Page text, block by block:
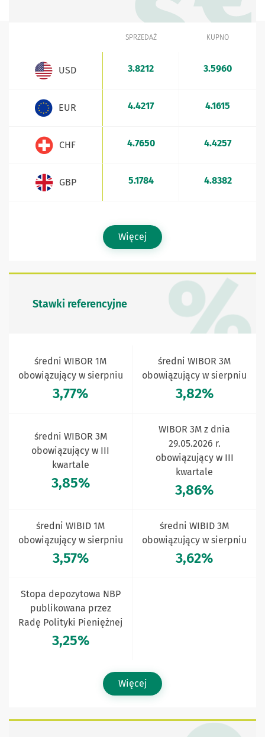
SPRZEDAŻ KUPNO
USD 3.8212 3.5960
EUR 4.4217 4.1615
CHF 4.7650 4.4257
GBP 5.1784 4.8382
Więcej
Stawki referencyjne
średni WIBOR 1M
obowiązujący w sierpniu
3,77%
średni WIBOR 3M
obowiązujący w sierpniu
3,82%
średni WIBOR 3M
obowiązujący w III
kwartale
3,85%
WIBOR 3M z dnia
29.05.2026 r.
obowiązujący w III
kwartale
3,86%
średni WIBID 1M
obowiązujący w sierpniu
3,57%
średni WIBID 3M
obowiązujący w sierpniu
3,62%
Stopa depozytowa NBP
publikowana przez
Radę Polityki Pieniężnej
3,25%
Więcej